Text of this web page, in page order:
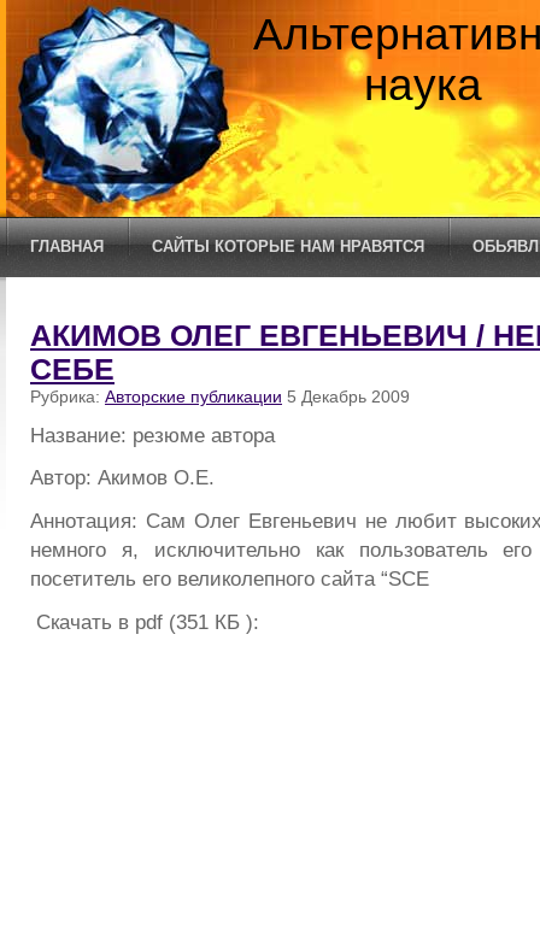
наука
ГЛАВНАЯ САЙТЫ КОТОРЫЕ НАМ НРАВЯТСЯ
АКИМОВ ОЛЕГ ЕВГЕНЬЕВИЧ /
СЕБЕ
Рубрика: Авторские публикации 5 Декабрь 2009
Название: резюме автора
Автор: Акимов О.Е.
Аннотация: Сам Олег Евгеньевич не любит
немного я, исключительно как пользователь
посетитель его великолепного сайта “SCE
Скачать в pdf (351 КБ ):